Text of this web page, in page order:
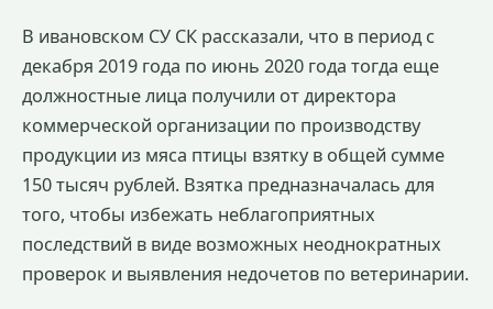
В ивановском СУ СК рассказали, что в период с
декабря 2019 года по июнь 2020 года тогда еще
должностные лица получили от директора
коммерческой организации по производству
продукции из мяса птицы взятку в общей сумме
150 тысяч рублей. Взятка предназначалась для
того, чтобы избежать неблагоприятных
последствий в виде возможных неоднократных
проверок и выявления недочетов по ветеринарии.